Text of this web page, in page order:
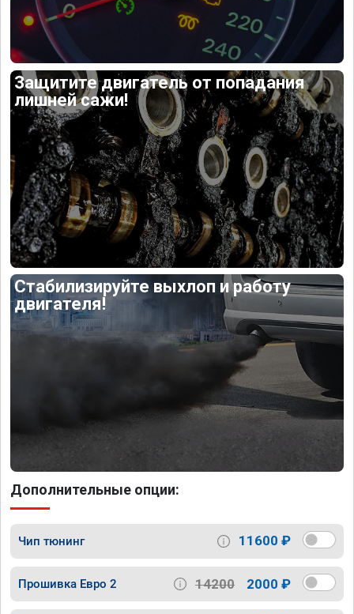
Защитите двигатель от попадания
лишней сажи!
Стабилизируйте выхлоп и работу
двигателя!
Дополнительные опции:
Чип тюнинг 11600 ₽
Прошивка Евро 2 14200 2000 ₽